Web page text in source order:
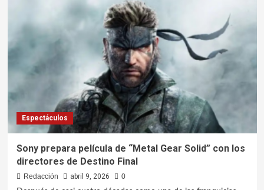
Espectáculos
Sony prepara película de “Metal Gear Solid” con los
directores de Destino Final
Redacción abril 9, 2026
0